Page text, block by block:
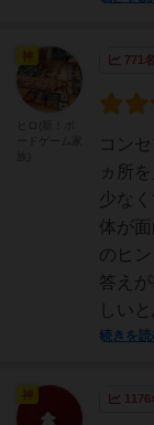
771名
コン
ヵ所
少な
体が
のヒ
答え
しい
続きを読
神
1176
神